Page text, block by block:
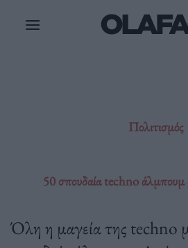
Πολιτισμός
50 σπουδαία techno
Όλη η μαγεία της techno